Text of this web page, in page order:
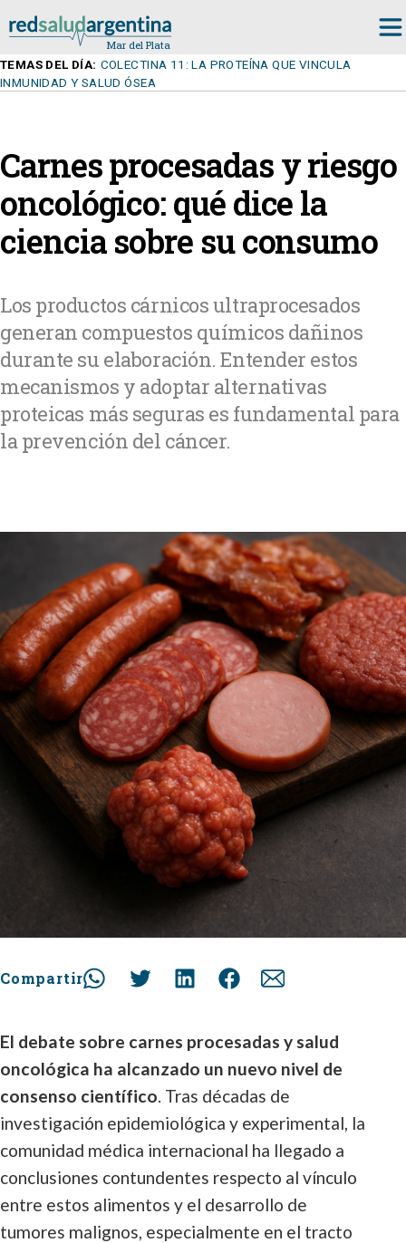
TEMAS DEL DÍA: COLECTINA 11: LA PROTEÍNA QUE VINCULA
INMUNIDAD Y SALUD ÓSEA
Carnes procesadas y riesgo
oncológico: qué dice la
ciencia sobre su consumo
Los productos cárnicos ultraprocesados
generan compuestos químicos dañinos
durante su elaboración. Entender estos
mecanismos y adoptar alternativas
proteicas más seguras es fundamental para
la prevención del cáncer.
Compartir
El debate sobre carnes procesadas y salud
oncológica ha alcanzado un nuevo nivel de
consenso científico. Tras décadas de
investigación epidemiológica y experimental, la
comunidad médica internacional ha llegado a
conclusiones contundentes respecto al vínculo
entre estos alimentos y el desarrollo de
tumores malignos, especialmente en el tracto